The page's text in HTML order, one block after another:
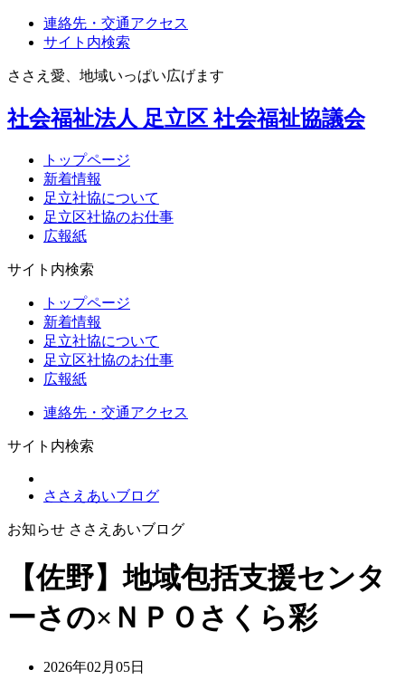
連絡先・交通アクセス
サイト内検索
ささえ愛、地域いっぱい広げます
社会福祉法人 足立区 社会福祉協議会
トップページ
新着情報
足立社協について
足立区社協のお仕事
広報紙
サイト内検索
トップページ
新着情報
足立社協について
足立区社協のお仕事
広報紙
連絡先・交通アクセス
サイト内検索
ささえあいブログ
お知らせ ささえあいブログ
【佐野】地域包括支援センタ
ーさの×ＮＰＯさくら彩
2026年02月05日